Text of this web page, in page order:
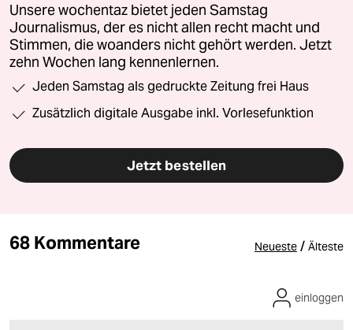
Unsere wochentaz bietet jeden Samstag
Journalismus, der es nicht allen recht macht und
Stimmen, die woanders nicht gehört werden. Jetzt
zehn Wochen lang kennenlernen.
Jeden Samstag als gedruckte Zeitung frei Haus
Zusätzlich digitale Ausgabe inkl. Vorlesefunktion
Jetzt bestellen
68 Kommentare Neueste / Älteste
einloggen